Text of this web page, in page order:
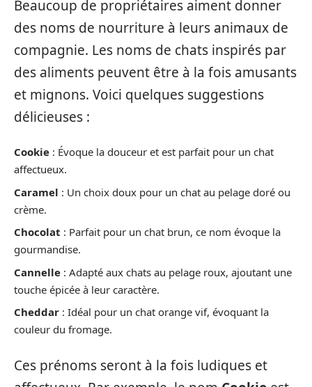
Beaucoup de propriétaires aiment donner
des noms de nourriture à leurs animaux de
compagnie. Les noms de chats inspirés par
des aliments peuvent être à la fois amusants
et mignons. Voici quelques suggestions
délicieuses :
Cookie : Évoque la douceur et est parfait pour un chat
affectueux.
Caramel : Un choix doux pour un chat au pelage doré ou
crème.
Chocolat : Parfait pour un chat brun, ce nom évoque la
gourmandise.
Cannelle : Adapté aux chats au pelage roux, ajoutant une
touche épicée à leur caractère.
Cheddar : Idéal pour un chat orange vif, évoquant la
couleur du fromage.
Ces prénoms seront à la fois ludiques et